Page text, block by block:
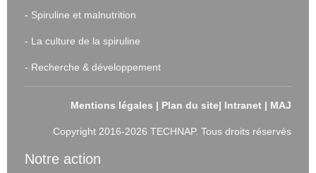
- Spiruline et malnutrition
- La culture de la spiruline
- Recherche & développement
Mentions légales | Plan du site| Intranet | MAJ
Copyright 2016-2026 TECHNAP. Tous droits réservés
Notre action